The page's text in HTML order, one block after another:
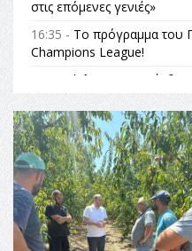
στις επόμενες γενιές»
16:35 - Το πρόγραμμα του
Champions League!
Όλυμπος:
Κληρονομιάς της
Όλυμπος αναγνωρίστηκε
αγαθό εξέχουσας
ανθρωπότητα
16:18 -ΕΝΟΡΙΑΚΕΣ
ΣΤΗΝ ΕΔΕΣΣΑ
16:15 -Εργασίες
Οδό Σίνδου από την